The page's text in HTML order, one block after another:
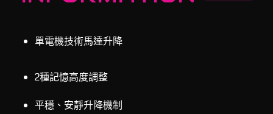
單電機技術馬達升降
2種記憶高度調整
平穩、安靜升降機制